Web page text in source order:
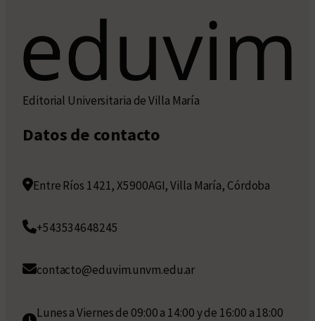
Editorial Universitaria de Villa María
Datos de contacto
Entre Ríos 1421, X5900AGI, Villa María, Córdoba
+543534648245
contacto@eduvim.unvm.edu.ar
Lunes a Viernes de 09:00 a 14:00 y de 16:00 a 18:00